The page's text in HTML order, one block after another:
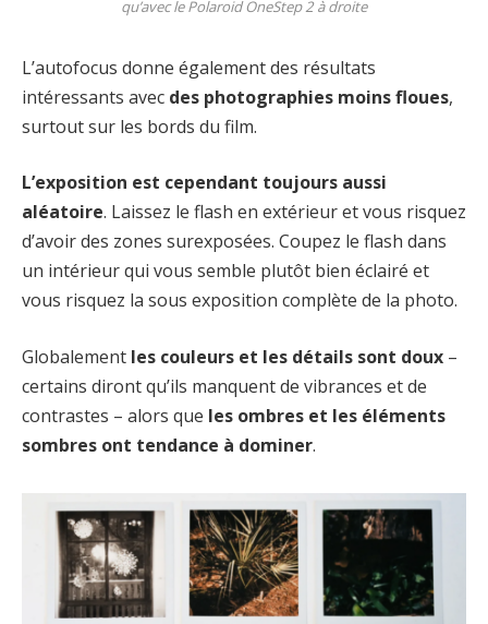
qu’avec le Polaroid OneStep 2 à droite
L’autofocus donne également des résultats
intéressants avec des photographies moins floues,
surtout sur les bords du film.
L’exposition est cependant toujours aussi
aléatoire. Laissez le flash en extérieur et vous risquez
d’avoir des zones surexposées. Coupez le flash dans
un intérieur qui vous semble plutôt bien éclairé et
vous risquez la sous exposition complète de la photo.
Globalement les couleurs et les détails sont doux –
certains diront qu’ils manquent de vibrances et de
contrastes – alors que les ombres et les éléments
sombres ont tendance à dominer.